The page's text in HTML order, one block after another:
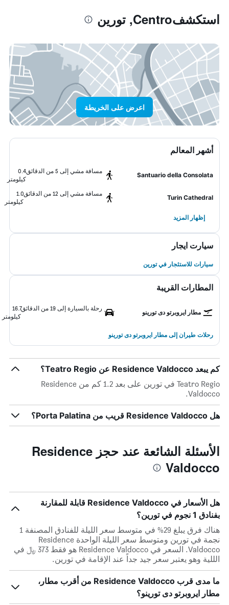
استكشفCentro, تورين
اعرض على الخريطة
أشهر المعالم
Santuario della Consolata
مسافة مشي إلى 5 من الدقائق
0.4
كيلومتر
Turin Cathedral
مسافة مشي إلى 12 من الدقائق
1.0
كيلومتر
إظهار المزيد
سيارت ايجار
سيارات للاستئجار في تورين
المطارات القريبة
مطار ايروبرتو دى تورينو
رحلة بالسيارة إلى 19 من الدقائق
16.7
كيلومتر
رحلات طيران إلى مطار ايروبرتو دى تورينو
كم يبعد Residence Valdocco عن Teatro Regio؟
Teatro Regio في تورين على بعد 1.2 كم من Residence
Valdocco.
هل Residence Valdocco قريب من Porta Palatina؟
الأسئلة الشائعة عند حجز Residence
Valdocco
هل الأسعار في Residence Valdocco قابلة للمقارنة
بفنادق 1 نجوم في تورين؟
هناك فرق يبلغ 29% في متوسط ​​سعر الليلة للفنادق المصنفة 1
نجمة في تورين ومتوسط ​​سعر الليلة الواحدة Residence
Valdocco. السعر في Residence Valdocco هو فقط 373 ﷼ في
الللية وهو يعتبر سعر جيد جداً عند الإقامة في تورين.
ما مدى قرب Residence Valdocco من أقرب مطار،
مطار ايروبرتو دى تورينو؟